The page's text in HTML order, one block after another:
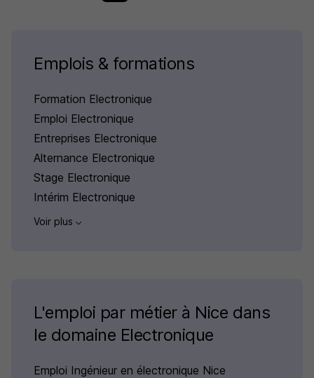
Emplois & formations
Formation Electronique
Emploi Electronique
Entreprises Electronique
Alternance Electronique
Stage Electronique
Intérim Electronique
Voir plus
L'emploi par métier à Nice dans
le domaine Electronique
Emploi Ingénieur en électronique Nice